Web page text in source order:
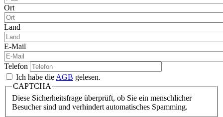
Ort
Land
E-Mail
Telefon
Ich habe die AGB gelesen.
CAPTCHA
Diese Sicherheitsfrage überprüft, ob Sie ein menschlicher
Besucher sind und verhindert automatisches Spamming.